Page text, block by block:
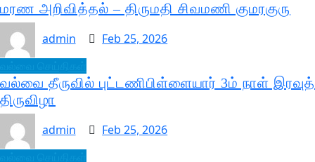
மரண அறிவித்தல் – திருமதி சிவமணி குமரகுரு
admin
Feb 25, 2026
வல்வை தீருவில் புட்டணிபிள்ளையார் 3ம் நாள் இரவுத்
திருவிழா
admin
Feb 25, 2026